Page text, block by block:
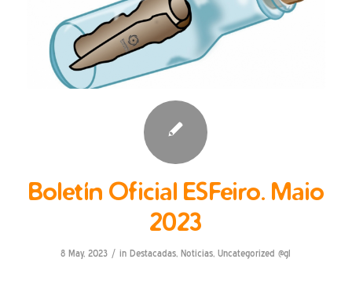
Boletín Oficial ESFeiro. Maio
2023
8 May, 2023 / inDestacadas,Noticias,Uncategorized @gl